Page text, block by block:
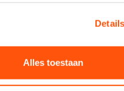
Alles toestaan
verder